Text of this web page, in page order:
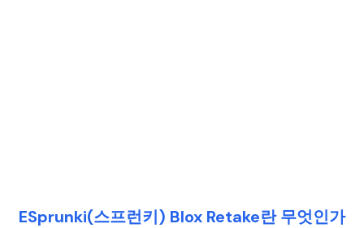
ESprunki(스프런키) Blox Retake란 무엇인가